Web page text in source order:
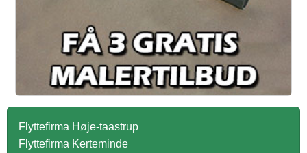
Flyttefirma Høje-taastrup
Flyttefirma Kerteminde